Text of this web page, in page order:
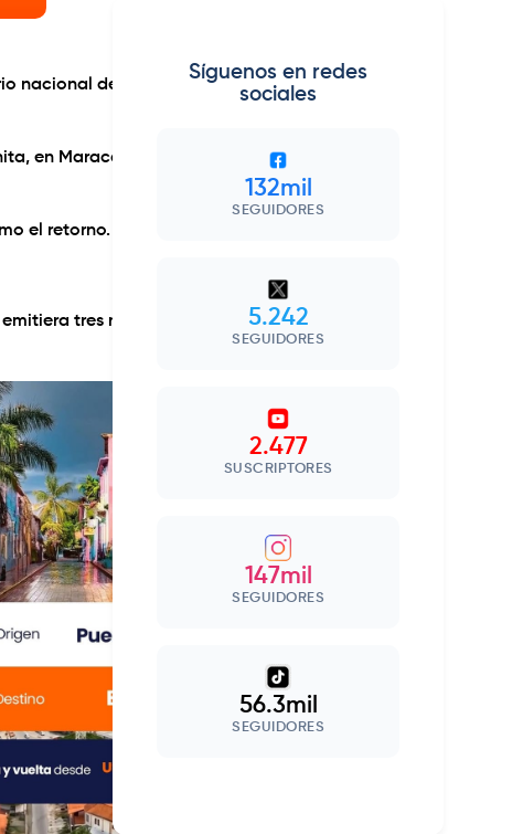
nacional de forma directa sin tener que
en Maracaibo (Zulia) con el Aeropuerto
el retorno.
tres nuevas licencias relacionadas
Síguenos en redes
sociales
132mil
SEGUIDORES
5.242
SEGUIDORES
2.477
SUSCRIPTORES
147mil
SEGUIDORES
56.3mil
SEGUIDORES